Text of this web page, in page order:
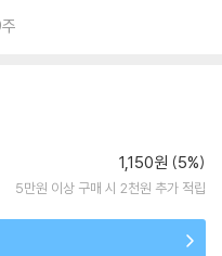
1,150원 (5%)
5만원 이상 구매 시 2천원 추가 적립